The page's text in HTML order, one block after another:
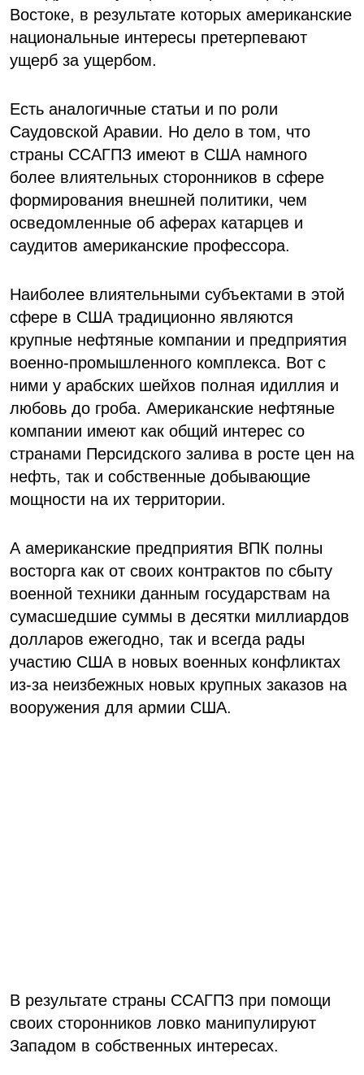
Востоке, в результате которых американские
национальные интересы претерпевают
ущерб за ущербом.
Есть аналогичные статьи и по роли
Саудовской Аравии. Но дело в том, что
страны ССАГПЗ имеют в США намного
более влиятельных сторонников в сфере
формирования внешней политики, чем
осведомленные об аферах катарцев и
саудитов американские профессора.
Наиболее влиятельными субъектами в этой
сфере в США традиционно являются
крупные нефтяные компании и предприятия
военно-промышленного комплекса. Вот с
ними у арабских шейхов полная идиллия и
любовь до гроба. Американские нефтяные
компании имеют как общий интерес со
странами Персидского залива в росте цен на
нефть, так и собственные добывающие
мощности на их территории.
А американские предприятия ВПК полны
восторга как от своих контрактов по сбыту
военной техники данным государствам на
сумасшедшие суммы в десятки миллиардов
долларов ежегодно, так и всегда рады
участию США в новых военных конфликтах
из-за неизбежных новых крупных заказов на
вооружения для армии США.
В результате страны ССАГПЗ при помощи
своих сторонников ловко манипулируют
Западом в собственных интересах.